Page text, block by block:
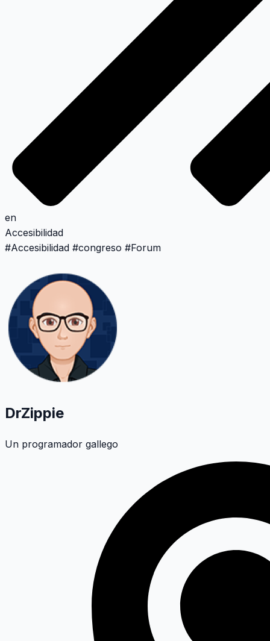
DrZippie
Un programador gallego
en
Accesibilidad
#Accesibilidad #congreso #Forum